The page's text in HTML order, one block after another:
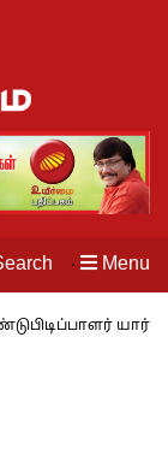
· Menu
-கார்குழலி